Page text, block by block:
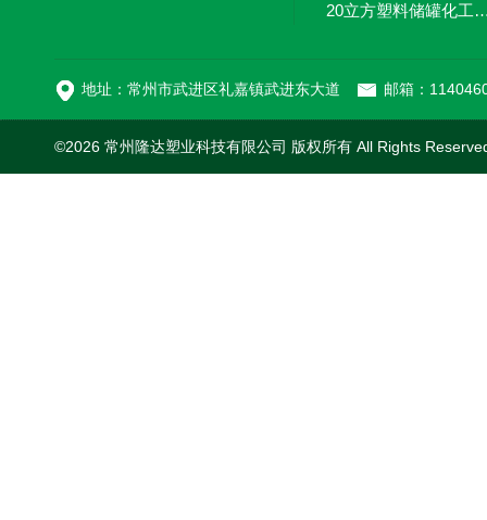
20立方塑料储罐化工储
地址：常州市武进区礼嘉镇武进东大道 邮箱：
©2026 常州隆达塑业科技有限公司 版权所有 All Rights